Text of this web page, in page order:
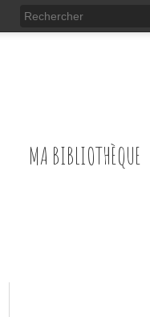
MA BIBLIOTHÈQUE